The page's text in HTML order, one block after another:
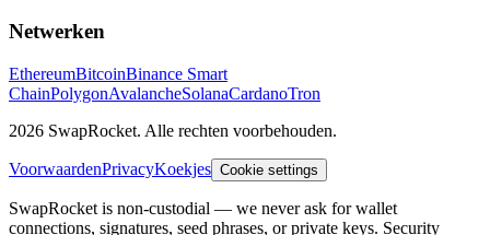
Netwerken
EthereumBitcoinBinance Smart
ChainPolygonAvalancheSolanaCardanoTron
2026 SwapRocket. Alle rechten voorbehouden.
VoorwaardenPrivacyKoekjes Cookie settings
SwapRocket is non-custodial — we never ask for wallet
connections, signatures, seed phrases, or private keys. Security